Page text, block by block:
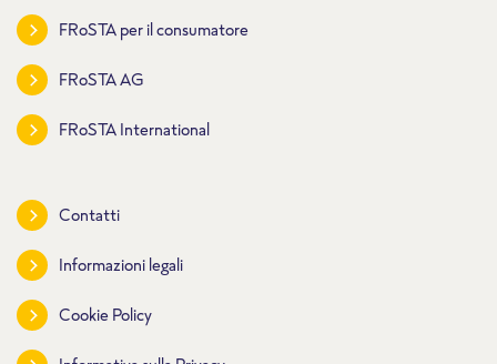
FRoSTA per il consumatore
FRoSTA AG
FRoSTA International
Contatti
Informazioni legali
Cookie Policy